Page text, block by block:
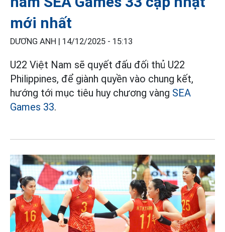
mới nhất
DƯƠNG ANH | 14/12/2025 - 15:13
U22 Việt Nam sẽ quyết đấu đối thủ U22
Philippines, để giành quyền vào chung kết,
hướng tới mục tiêu huy chương vàng SEA
Games 33.